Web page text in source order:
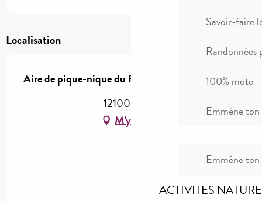
Savoir-faire
Randonnées
100% moto
Emmène
Emmène
ACTIVITES NATURE
Localisation
Aire de pique-nique du Parc de la Victoire
12100 Millau
M'y rendre